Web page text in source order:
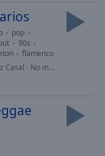
pop
90s
flamenco
me importa nada